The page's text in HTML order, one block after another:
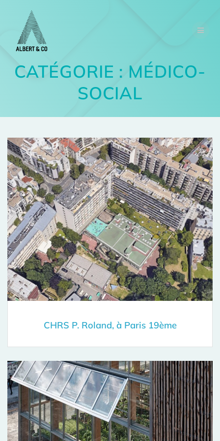
CATÉGORIE : MÉDICO-
SOCIAL
CHRS P. Roland, à Paris 19ème